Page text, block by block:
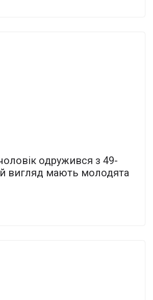
одружився з 49-
вигляд мають молодята